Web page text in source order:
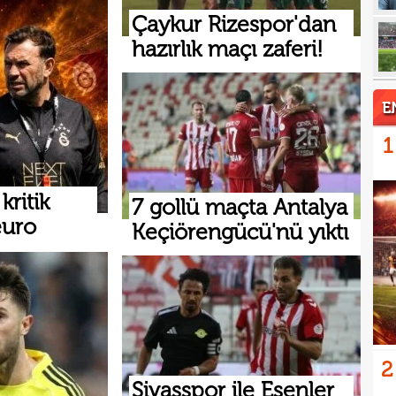
Çaykur Rizespor'dan
hazırlık maçı zaferi!
7 gollü maçta Antalya
Keçiörengücü'nü yıktı
Sivasspor ile Esenler
1
2